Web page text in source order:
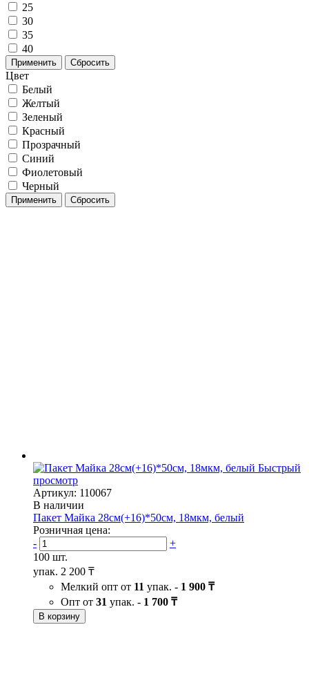
25
30
35
40
Применить Сбросить
Цвет
Белый
Желтый
Зеленый
Красный
Прозрачный
Синий
Фиолетовый
Черный
Применить Сбросить
Быстрый
просмотр
Артикул: 110067
В наличии
Пакет Майка 28см(+16)*50см, 18мкм, белый
Розничная цена:
-
+
100 шт.
упак. 2 200 ₸
Мелкий опт от 11 упак. - 1 900 ₸
Опт от 31 упак. - 1 700 ₸
В корзину